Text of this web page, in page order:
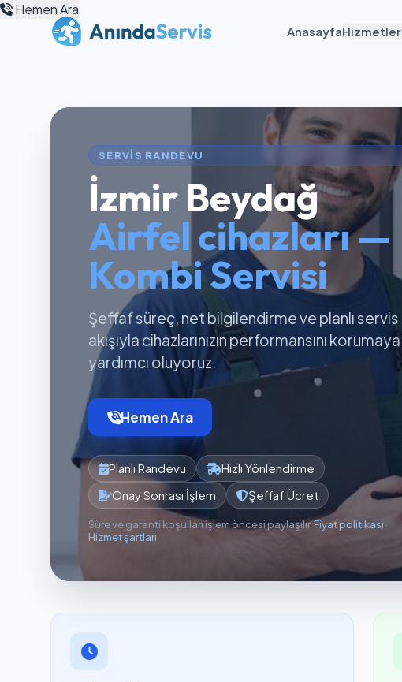
AnasayfaHizmetler
Hemen Ara
SERVIS RANDEVU
İzmir Beydağ
Airfel cihazları —
Kombi Servisi
Şeffaf süreç, net bilgilendirme ve planlı servis
akışıyla cihazlarınızın performansını korumaya
yardımcı oluyoruz.
Hemen Ara
Planlı Randevu
Hızlı Yönlendirme
Onay Sonrası İşlem
Şeffaf Ücret
Süre ve garanti koşulları işlem öncesi paylaşılır.Fiyat politikası ·
Hizmet şartları